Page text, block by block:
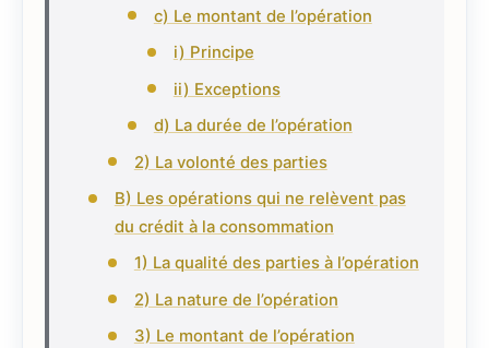
c) Le montant de l’opération
i) Principe
ii) Exceptions
d) La durée de l’opération
2) La volonté des parties
B) Les opérations qui ne relèvent pas
du crédit à la consommation
1) La qualité des parties à l’opération
2) La nature de l’opération
3) Le montant de l’opération